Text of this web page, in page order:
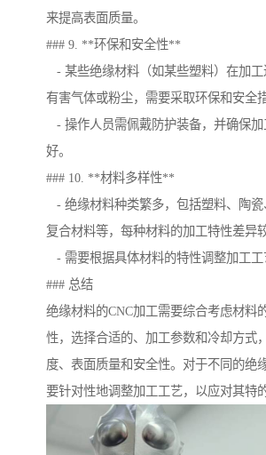
来提高表面质量。
### 9. **环保和安全性**
- 某些绝缘材料（如某些塑料）在加
有害气体或粉尘，需要采取环保和安全措
- 操作人员需佩戴防护装备，并确保加
好。
### 10. **材料多样性**
- 绝缘材料种类繁多，包括塑料、陶瓷
复合材料等，每种材料的加工特性差异较
- 需要根据具体材料的特性调整加工工
### 总结
绝缘材料的CNC加工需要综合考虑材料
性，选择合适的、加工参数和冷却方式
度、表面质量和安全性。对于不同的绝
要针对性地调整加工工艺，以应对其特